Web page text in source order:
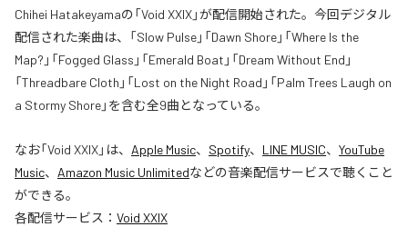
Chihei Hatakeyamaの「Void XXIX」が配信開始された。今回デジタル
配信された楽曲は、「Slow Pulse」「Dawn Shore」「Where Is the
Map?」「Fogged Glass」「Emerald Boat」「Dream Without End」
「Threadbare Cloth」「Lost on the Night Road」「Palm Trees Laugh on
a Stormy Shore」を含む全9曲となっている。
なお「Void XXIX」は、 Apple Music、 Spotify、 LINE MUSIC、 YouTube
Music、 Amazon Music Unlimitedなどの音楽配信サービスで聴くこと
ができる。
各配信サービス： Void XXIX